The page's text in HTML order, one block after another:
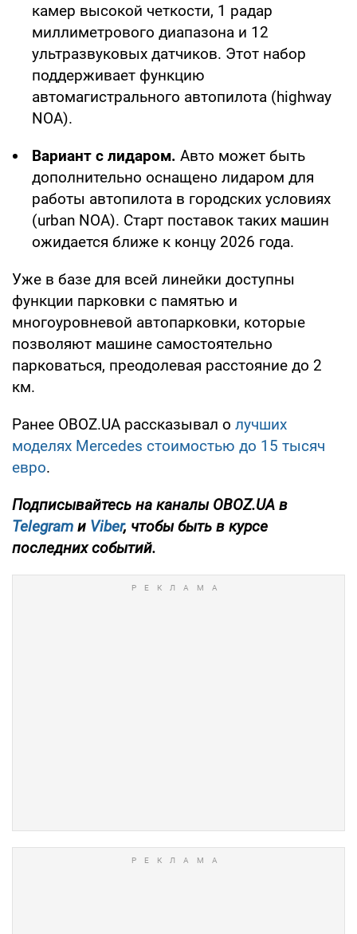
камер высокой четкости, 1 радар
миллиметрового диапазона и 12
ультразвуковых датчиков. Этот набор
поддерживает функцию
автомагистрального автопилота (highway
NOA).
Вариант с лидаром. Авто может быть
дополнительно оснащено лидаром для
работы автопилота в городских условиях
(urban NOA). Старт поставок таких машин
ожидается ближе к концу 2026 года.
Уже в базе для всей линейки доступны
функции парковки с памятью и
многоуровневой автопарковки, которые
позволяют машине самостоятельно
парковаться, преодолевая расстояние до 2
км.
Ранее OBOZ.UA рассказывал о лучших
моделях Mercedes стоимостью до 15 тысяч
евро.
Подписывайтесь на каналы OBOZ.UA в
Telegram и Viber, чтобы быть в курсе
последних событий.